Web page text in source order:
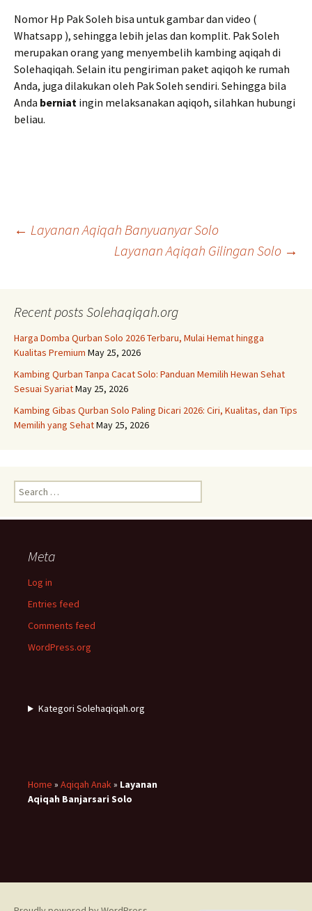
Nomor Hp Pak Soleh bisa untuk gambar dan video (
Whatsapp ), sehingga lebih jelas dan komplit. Pak Soleh
merupakan orang yang menyembelih kambing aqiqah di
Solehaqiqah. Selain itu pengiriman paket aqiqoh ke rumah
Anda, juga dilakukan oleh Pak Soleh sendiri. Sehingga bila
Anda berniat ingin melaksanakan aqiqoh, silahkan hubungi
beliau.
Post
← Layanan Aqiqah Banyuanyar Solo
Layanan Aqiqah Gilingan Solo →
Recent posts Solehaqiqah.org
Harga Domba Qurban Solo 2026 Terbaru, Mulai Hemat hingga
Kualitas Premium May 25, 2026
Kambing Qurban Tanpa Cacat Solo: Panduan Memilih Hewan Sehat
Sesuai SyariatMay 25, 2026
Kambing Gibas Qurban Solo Paling Dicari 2026: Ciri, Kualitas, dan Tips
Memilih yang SehatMay 25, 2026
Search
for:
Meta
Log in
Entries feed
Comments feed
WordPress.org
Kategori Solehaqiqah.org
Home » Aqiqah Anak» Layanan
Aqiqah Banjarsari Solo